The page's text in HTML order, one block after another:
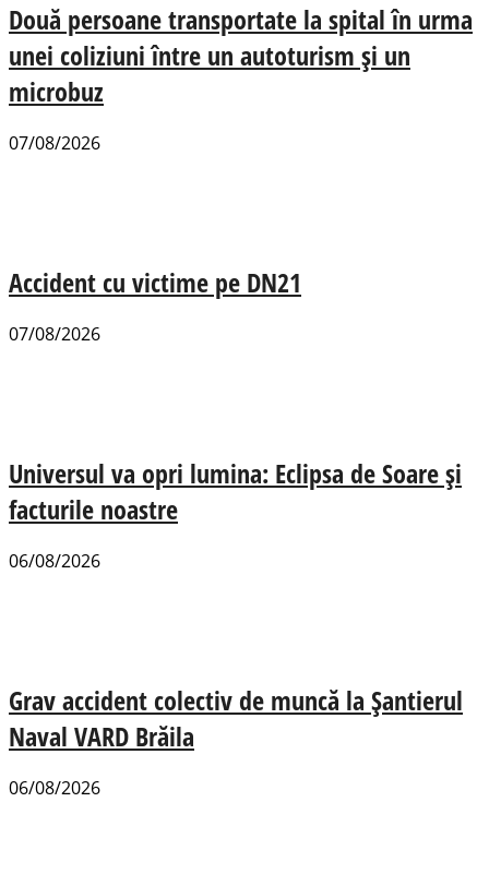
Două persoane transportate la spital în urma
unei coliziuni între un autoturism și un
microbuz
07/08/2026
Accident cu victime pe DN21
07/08/2026
Universul va opri lumina: Eclipsa de Soare și
facturile noastre
06/08/2026
Grav accident colectiv de muncă la Șantierul
Naval VARD Brăila
06/08/2026